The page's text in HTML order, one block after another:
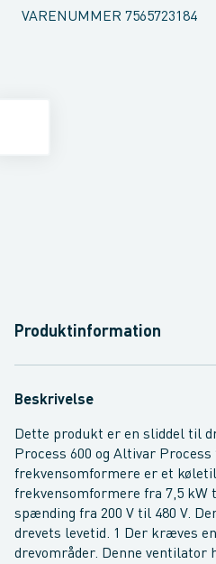
VARENUMMER 7565723184
Produktinformation
Beskrivelse
Dette produkt er en sliddel til
Process 600 og Altivar
frekvensomformere er et
frekvensomformere fra 7,5 kW
spænding fra 200 V til 480 V.
drevets levetid. 1 Der kræves
drevområder. Denne ventilator